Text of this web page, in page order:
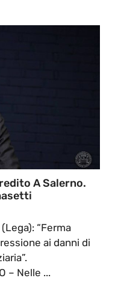
A Salerno.
“Ferma
ai danni di
– Nelle ...